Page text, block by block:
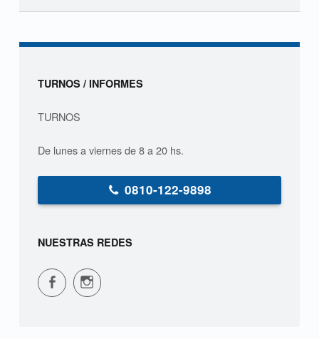
v
i
Sidebar
TURNOS / INFORMES
TURNOS
De lunes a viernes de 8 a 20 hs.
0810-122-9898
NUESTRAS REDES
CPVS en Facebook CPVS en Instagram